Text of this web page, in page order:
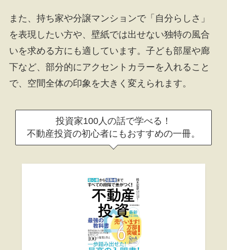
また、持ち家や分譲マンションで「自分らしさ」
を表現したい方や、壁紙では出せない独特の風合
いを求める方にも適しています。子ども部屋や廊
下など、部分的にアクセントカラーを入れること
で、空間全体の印象を大きく変えられます。
投資家100人の話で学べる！
不動産投資の初心者にもおすすめの一冊。